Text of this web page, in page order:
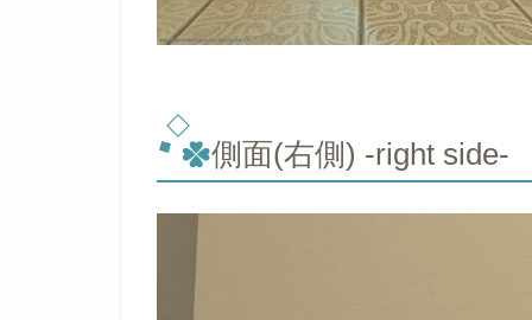
側面(右側) -right side-